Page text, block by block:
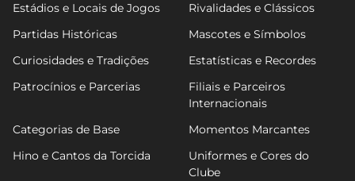
Estádios e Locais de Jogos
Rivalidades e Clássicos
Partidas Históricas
Mascotes e Símbolos
Curiosidades e Tradições
Estatísticas e Recordes
Patrocínios e Parcerias
Filiais e Parceiros
Internacionais
Categorias de Base
Momentos Marcantes
Hino e Cantos da Torcida
Uniformes e Cores do
Clube